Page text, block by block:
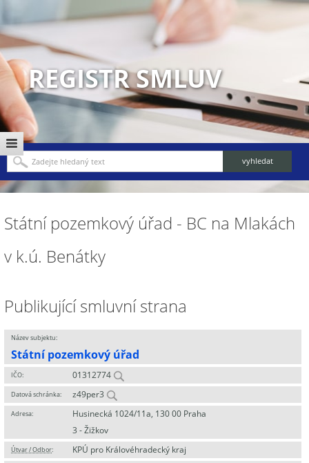
REGISTR SMLUV
Státní pozemkový úřad - BC na Mlakách
v k.ú. Benátky
Publikující smluvní strana
Název subjektu:
Státní pozemkový úřad
IČO: 01312774
Datová schránka: z49per3
Adresa:
Husinecká 1024/11a, 130 00 Praha
3 - Žižkov
Útvar / Odbor: KPÚ pro Královéhradecký kraj